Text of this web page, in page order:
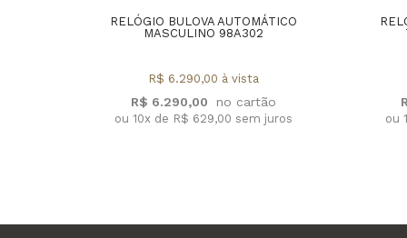
RELÓGIO BULOVA AUTOMÁTICO
MASCULINO 98A302
R$ 6.290,00
R$ 6.290,00 à vista
ou 10x de R$ 629,00 sem juros ou